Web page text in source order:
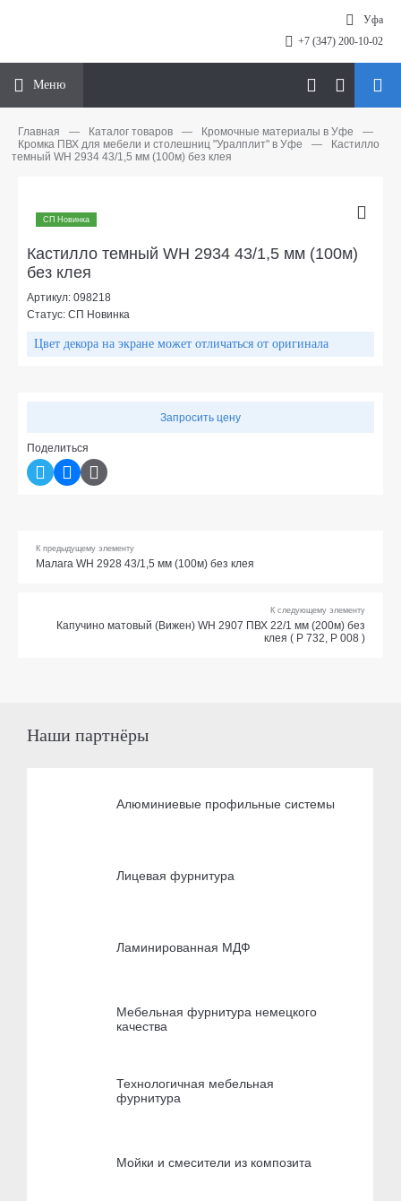
Уфа
+7 (347) 200-10-02
Меню
Главная — Каталог товаров — Кромочные материалы в Уфе
—
Кромка ПВХ для мебели и столешниц "Уралплит" в Уфе
—
Кастилло
темный WH 2934 43/1,5 мм (100м) без клея
СП Новинка
Кастилло темный WH 2934 43/1,5 мм (100м)
без клея
Артикул: 098218
Статус: СП Новинка
Цвет декора на экране может отличаться от оригинала
Запросить цену
Поделиться
К предыдущему элементу
Малага WH 2928 43/1,5 мм (100м) без клея
К следующему элементу
Капучино матовый (Вижен) WH 2907 ПВХ 22/1 мм (200м) без
клея ( Р 732, Р 008 )
Наши партнёры
Алюминиевые профильные системы
Лицевая фурнитура
Ламинированная МДФ
Мебельная фурнитура немецкого
качества
Технологичная мебельная
фурнитура
Мойки и смесители из композита